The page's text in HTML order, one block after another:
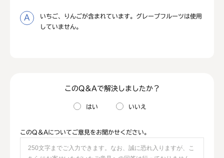
いちご、りんごが含まれています。グレープフルーツは使用
していません。
このQ＆Aで解決しましたか？
はい いいえ
このQ＆Aについてご意見をお聞かせください。